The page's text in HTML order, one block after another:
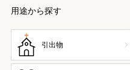
用途から探す
引出物